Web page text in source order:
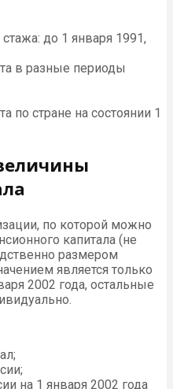
до 1 января 1991,
в разные периоды
по стране на состоянии 1
по которой можно
капитала (не
размером
является только
2002 года, остальные
на 1 января 2002 года